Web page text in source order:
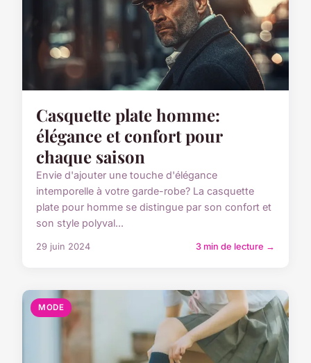
Casquette plate homme:
élégance et confort pour
chaque saison
Envie d'ajouter une touche d'élégance
intemporelle à votre garde-robe? La casquette
plate pour homme se distingue par son confort et
son style polyval...
29 juin 2024 3 min de lecture →
MODE